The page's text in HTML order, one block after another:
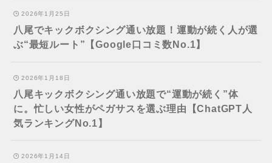
2026年1月25日
八尾でキックボクシング通い放題！運動が続く人が選
ぶ“最短ルート”【Google口コミ数No.1】
2026年1月18日
八尾キックボクシング通い放題で“運動が続く”体
に。忙しい女性がペガサスを選ぶ理由【ChatGPT人
気ランキングNo.1】
2026年1月14日